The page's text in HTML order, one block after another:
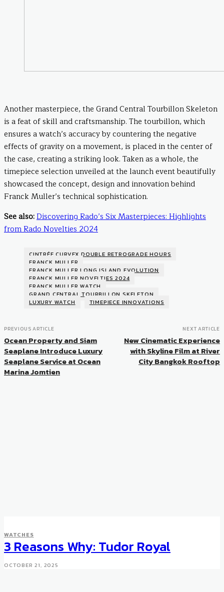
Another masterpiece, the Grand Central Tourbillon Skeleton
is a feat of skill and craftsmanship. The tourbillon, which
ensures a watch’s accuracy by countering the negative
effects of gravity on a movement, is placed in the center of
the case, creating a striking look. Taken as a whole, the
timepiece selection unveiled at the launch event beautifully
showcased the concept, design and innovation behind
Franck Muller’s technical sophistication.
See also:Discovering Rado’s Six Masterpieces: Highlights
from Rado Novelties 2024
CINTRÉE CURVEX DOUBLE RETROGRADE HOURS
FRANCK MULLER
FRANCK MULLER LONG ISLAND EVOLUTION
FRANCK MULLER NOVELTIES 2024
FRANCK MULLER WATCH
GRAND CENTRAL TOURBILLON SKELETON
LUXURY WATCH
TIMEPIECE INNOVATIONS
PREVIOUS ARTICLE
Ocean Property and Siam
Seaplane Introduce Luxury
Seaplane Service at Ocean
Marina Jomtien
NEXT ARTICLE
New Cinematic Experience
with Skyline Film at River
City Bangkok Rooftop
WATCHES
3 Reasons Why: Tudor Royal
OCTOBER 21, 2025